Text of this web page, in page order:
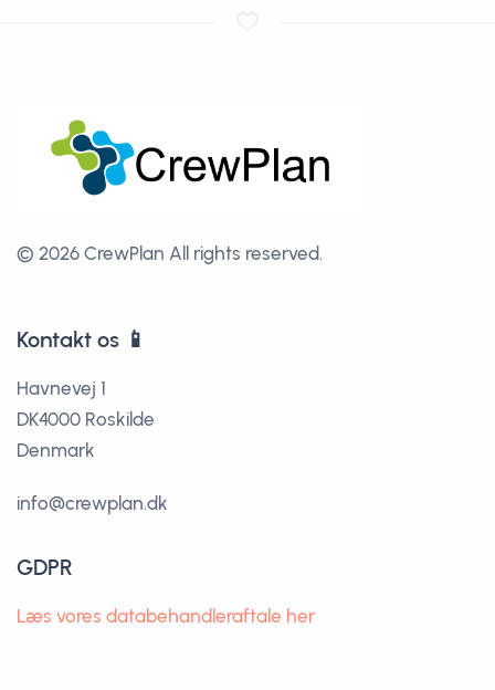
© 2026 CrewPlan All rights reserved.
Kontakt os 📱
Havnevej 1
DK4000 Roskilde
Denmark
info@crewplan.dk
GDPR
Læs vores databehandleraftale her